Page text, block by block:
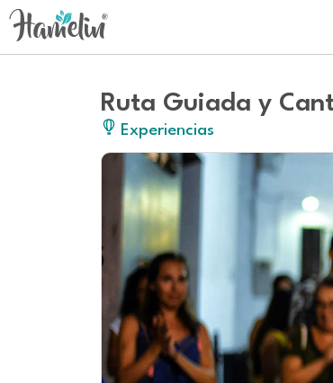
Ruta Guiada y
Experiencias